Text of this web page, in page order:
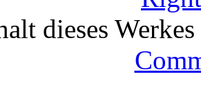
dieses